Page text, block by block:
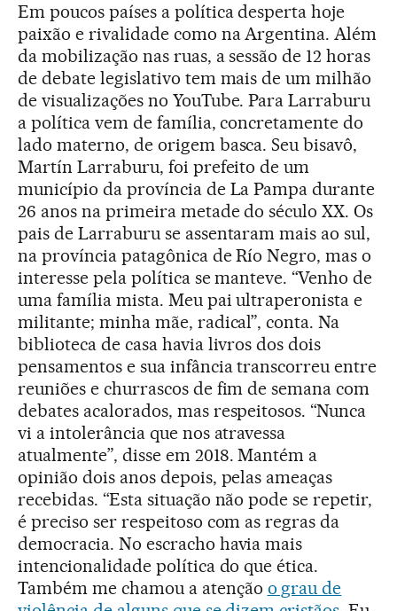
Em poucos países a política desperta hoje
paixão e rivalidade como na Argentina. Além
da mobilização nas ruas, a sessão de 12 horas
de debate legislativo tem mais de um milhão
de visualizações no YouTube. Para Larraburu
a política vem de família, concretamente do
lado materno, de origem basca. Seu bisavô,
Martín Larraburu, foi prefeito de um
município da província de La Pampa durante
26 anos na primeira metade do século XX. Os
pais de Larraburu se assentaram mais ao sul,
na província patagônica de Río Negro, mas o
interesse pela política se manteve. “Venho de
uma família mista. Meu pai ultraperonista e
militante; minha mãe, radical”, conta. Na
biblioteca de casa havia livros dos dois
pensamentos e sua infância transcorreu entre
reuniões e churrascos de fim de semana com
debates acalorados, mas respeitosos. “Nunca
vi a intolerância que nos atravessa
atualmente”, disse em 2018. Mantém a
opinião dois anos depois, pelas ameaças
recebidas. “Esta situação não pode se repetir,
é preciso ser respeitoso com as regras da
democracia. No escracho havia mais
intencionalidade política do que ética.
Também me chamou a atenção o grau de